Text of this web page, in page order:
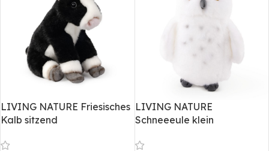
LIVING NATURE Friesisches
Kalb sitzend
LIVING NATURE
Schneeeule klein